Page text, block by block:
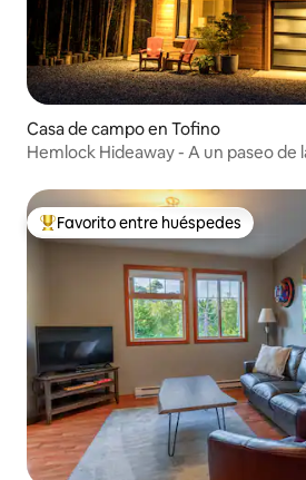
Casa de campo en Tofino
Hemlock Hideaway - A un paseo de
Favorito entre huéspedes preferido
Favorito entre huéspedes